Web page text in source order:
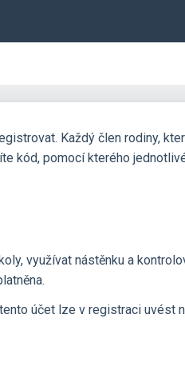
Každý člen rodiny,
kód, pomocí kterého
využívat nástěnku a
účet lze v registraci uvést